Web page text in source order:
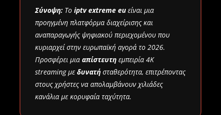
Σύνοψη: Το iptv extreme euείναι μια
προηγμένη πλατφόρμα διαχείρισης και
αναπαραγωγής ψηφιακού περιεχομένου που
κυριαρχεί στην ευρωπαϊκή αγορά το 2026.
Προσφέρει μια απίστευτη εμπειρία 4K
streaming μεδυνατή σταθερότητα, επιτρέποντας
στους χρήστες να απολαμβάνουν χιλιάδες
κανάλια με κορυφαία ταχύτητα.